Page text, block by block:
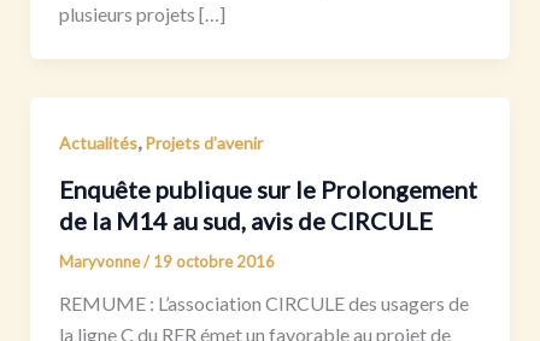
plusieurs projets […]
Actualités,Projets d'avenir
Enquête publique sur le Prolongement
de la M14 au sud, avis de CIRCULE
Maryvonne/19 octobre 2016
REMUME : L’association CIRCULE des usagers de
la ligne C du RER émet un favorable au projet de